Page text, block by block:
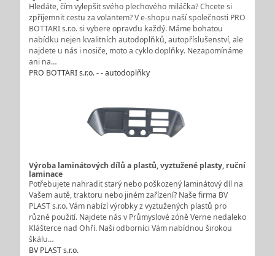
Hledáte, čím vylepšit svého plechového miláčka? Chcete si
zpříjemnit cestu za volantem? V e-shopu naší společnosti PRO
BOTTARI s.r.o. si vybere opravdu každý. Máme bohatou
nabídku nejen kvalitních autodoplňků, autopříslušenství, ale
najdete u nás i nosiče, moto a cyklo doplňky. Nezapomínáme
ani na…
PRO BOTTARI s.r.o. - - autodoplňky
Výroba laminátových dílů a plastů, vyztužené plasty, ruční
laminace
Potřebujete nahradit starý nebo poškozený laminátový díl na
Vašem autě, traktoru nebo jiném zařízení? Naše firma BV
PLAST s.r.o. Vám nabízí výrobky z vyztužených plastů pro
různé použití. Najdete nás v Průmyslové zóně Verne nedaleko
Klášterce nad Ohří. Naši odborníci Vám nabídnou širokou
škálu…
BV PLAST s.r.o.